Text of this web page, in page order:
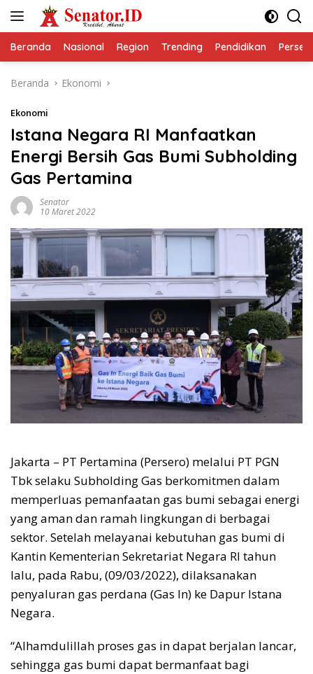
Beranda Nasional Region Trending Pendidikan
Beranda Ekonomi
Ekonomi
Istana Negara RI Manfaatkan
Energi Bersih Gas Bumi Subholding
Gas Pertamina
Senator
10 Maret 2022
Jakarta – PT Pertamina (Persero) melalui PT PGN
Tbk selaku Subholding Gas berkomitmen dalam
memperluas pemanfaatan gas bumi sebagai energi
yang aman dan ramah lingkungan di berbagai
sektor. Setelah melayanai kebutuhan gas bumi di
Kantin Kementerian Sekretariat Negara RI tahun
lalu, pada Rabu, (09/03/2022), dilaksanakan
penyaluran gas perdana (Gas In) ke Dapur Istana
Negara.
“Alhamdulillah proses gas in dapat berjalan lancar,
sehingga gas bumi dapat bermanfaat bagi